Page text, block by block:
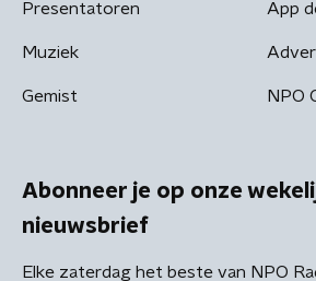
Presentatoren
Muziek
Gemist
App
NPO
Abonneer je op onze
nieuwsbrief
Elke zaterdag het beste van NPO